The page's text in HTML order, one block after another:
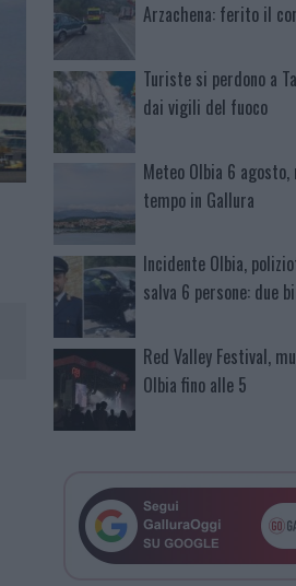
Arzachena: ferito il
Turiste si perdono a
dai vigili del fuoco
Meteo Olbia 6
tempo in Gallura
Incidente Olbia,
salva 6 persone: due
Red Valley Festival,
Olbia fino alle 5